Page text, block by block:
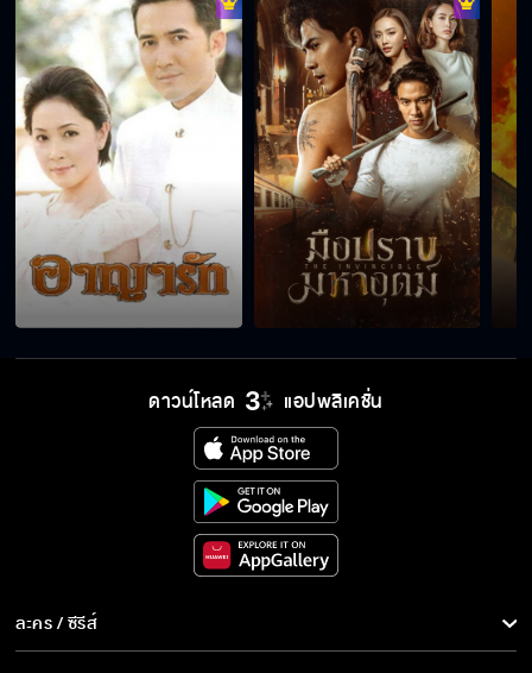
ดาวน์โหลด แอปพลิเคชั่น
ละคร / ซีรีส์
ละคร/ซีรีส์